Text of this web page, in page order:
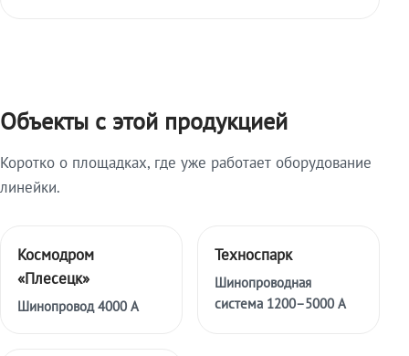
Объекты с этой продукцией
Коротко о площадках, где уже работает оборудование
линейки.
Космодром
«Плесецк»
Шинопровод 4000 А
Техноспарк
Шинопроводная
система 1200–5000 А